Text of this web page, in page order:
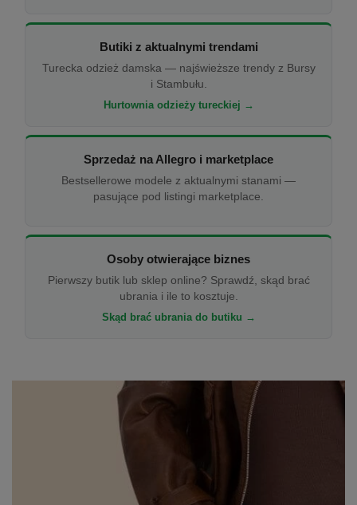
Butiki z aktualnymi trendami
Turecka odzież damska — najświeższe trendy z Bursy
i Stambułu.
Hurtownia odzieży tureckiej →
Sprzedaż na Allegro i marketplace
Bestsellerowe modele z aktualnymi stanami —
pasujące pod listingi marketplace.
Osoby otwierające biznes
Pierwszy butik lub sklep online? Sprawdź, skąd brać
ubrania i ile to kosztuje.
Skąd brać ubrania do butiku →